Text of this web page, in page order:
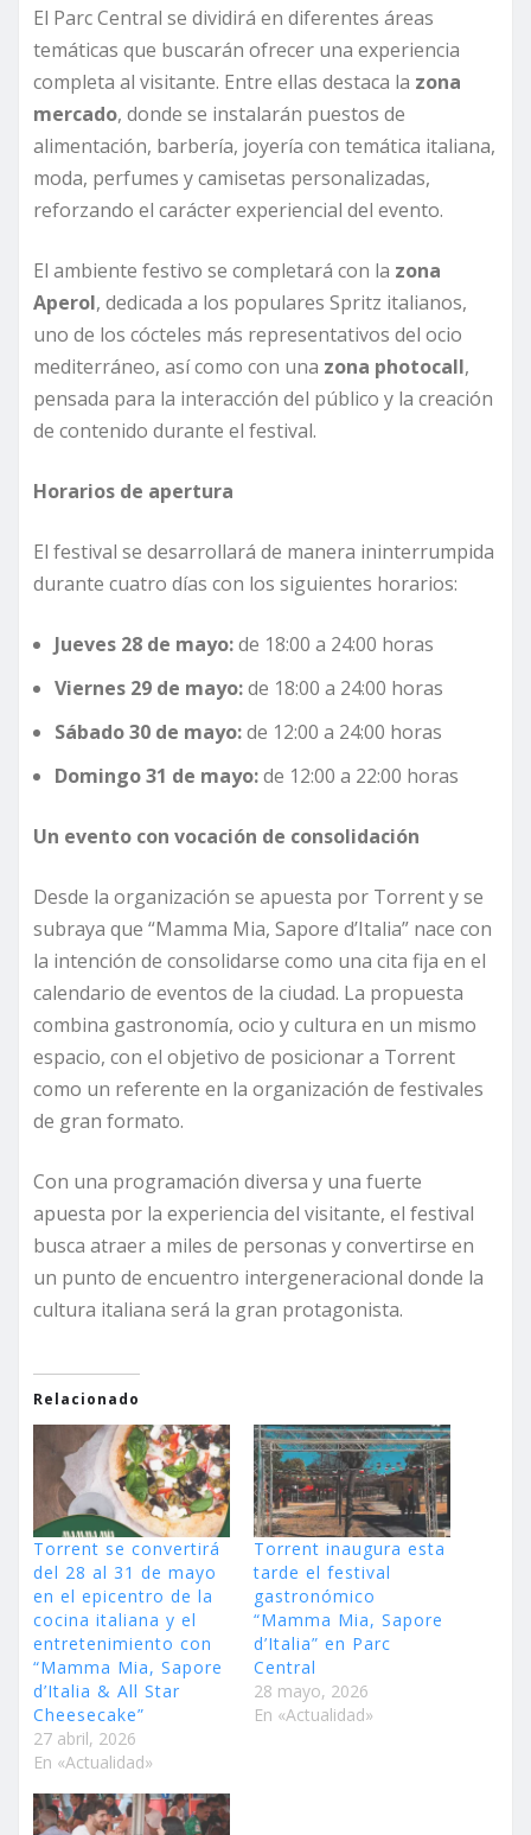
El Parc Central se dividirá en diferentes áreas
temáticas que buscarán ofrecer una experiencia
completa al visitante. Entre ellas destaca la zona
mercado, donde se instalarán puestos de
alimentación, barbería, joyería con temática italiana,
moda, perfumes y camisetas personalizadas,
reforzando el carácter experiencial del evento.
El ambiente festivo se completará con la zona
Aperol, dedicada a los populares Spritz italianos,
uno de los cócteles más representativos del ocio
mediterráneo, así como con una zona photocall,
pensada para la interacción del público y la creación
de contenido durante el festival.
Horarios de apertura
El festival se desarrollará de manera ininterrumpida
durante cuatro días con los siguientes horarios:
Jueves 28 de mayo:de 18:00 a 24:00 horas
Viernes 29 de mayo:de 18:00 a 24:00 horas
Sábado 30 de mayo:de 12:00 a 24:00 horas
Domingo 31 de mayo:de 12:00 a 22:00 horas
Un evento con vocación de consolidación
Desde la organización se apuesta por Torrent y se
subraya que “Mamma Mia, Sapore d’Italia” nace con
la intención de consolidarse como una cita fija en el
calendario de eventos de la ciudad. La propuesta
combina gastronomía, ocio y cultura en un mismo
espacio, con el objetivo de posicionar a Torrent
como un referente en la organización de festivales
de gran formato.
Con una programación diversa y una fuerte
apuesta por la experiencia del visitante, el festival
busca atraer a miles de personas y convertirse en
un punto de encuentro intergeneracional donde la
cultura italiana será la gran protagonista.
Relacionado
Torrent se convertirá
del 28 al 31 de mayo
en el epicentro de la
cocina italiana y el
entretenimiento con
“Mamma Mia, Sapore
d’Italia & All Star
Cheesecake”
27 abril, 2026
En «Actualidad»
Torrent inaugura esta
tarde el festival
gastronómico
“Mamma Mia, Sapore
d’Italia” en Parc
Central
28 mayo, 2026
En «Actualidad»